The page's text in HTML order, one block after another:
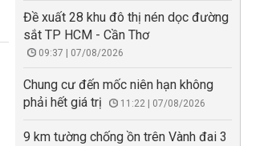
Đề xuất 28 khu đô thị nén dọc đường
sắt TP HCM - Cần Thơ
09:37 | 07/08/2026
Chung cư đến mốc niên hạn không
phải hết giá trị
11:22 | 07/08/2026
9 km tường chống ồn trên Vành đai 3